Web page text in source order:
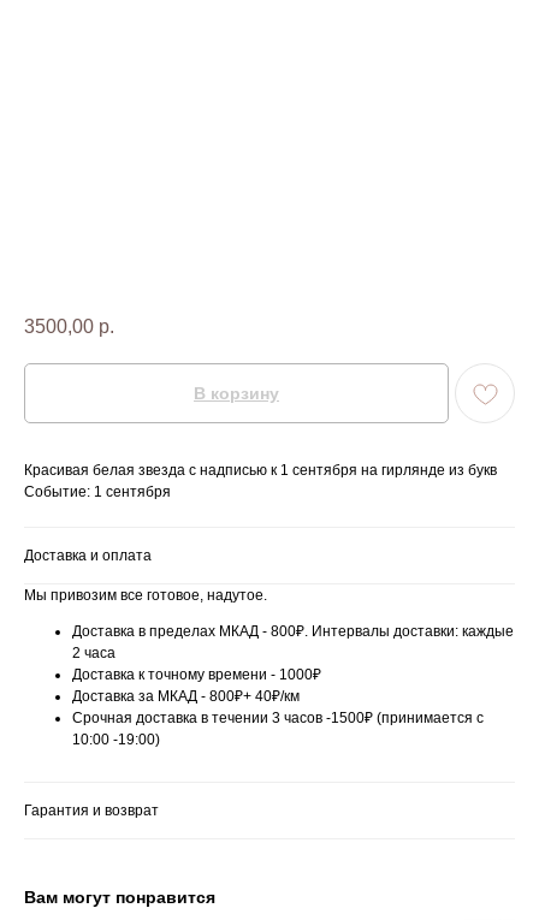
3500,00 р.
В корзину
Красивая белая звезда с надписью к 1 сентября на гирлянде из букв
Событие: 1 сентября
Доставка и оплата
Мы привозим все готовое, надутое.
Доставка в пределах МКАД - 800₽. Интервалы доставки: каждые
2 часа
Доставка к точному времени - 1000₽
Доставка за МКАД - 800₽+ 40₽/км
Срочная доставка в течении 3 часов -1500₽ (принимается с
10:00 -19:00)
Гарантия и возврат
Вам могут понравится